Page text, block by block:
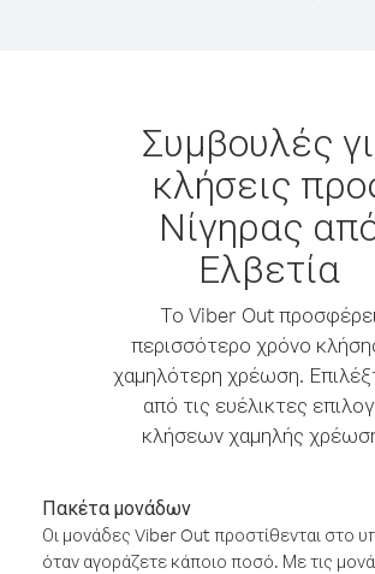
Συμβουλές
κλήσεις
Νίγηρας
Ελβετία
Το Viber Out προσφέρει
περισσότερο χρόνο
χαμηλότερη χρέωση.
από τις ευέλικτες
κλήσεων χαμηλής
Πακέτα μονάδων
Οι μονάδες Viber Out προστίθενται στο
όταν αγοράζετε κάποιο ποσό. Με τις